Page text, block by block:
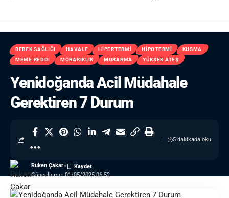
BEBEK SAĞLIĞI HAVALE HIPERTERMI HIPOTERMI
KUSMA
MEME REDDI
MORARIKLIK MORARMA YÜKSEK ATEŞ
Yenidoğanda Acil Müdahale
Gerektiren 7 Durum
Güncelleme: 01/05/2025 06:52
Ruken Çakar
5 dakikada oku